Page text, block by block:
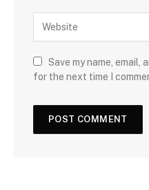
Save my name, email,
for the next time I